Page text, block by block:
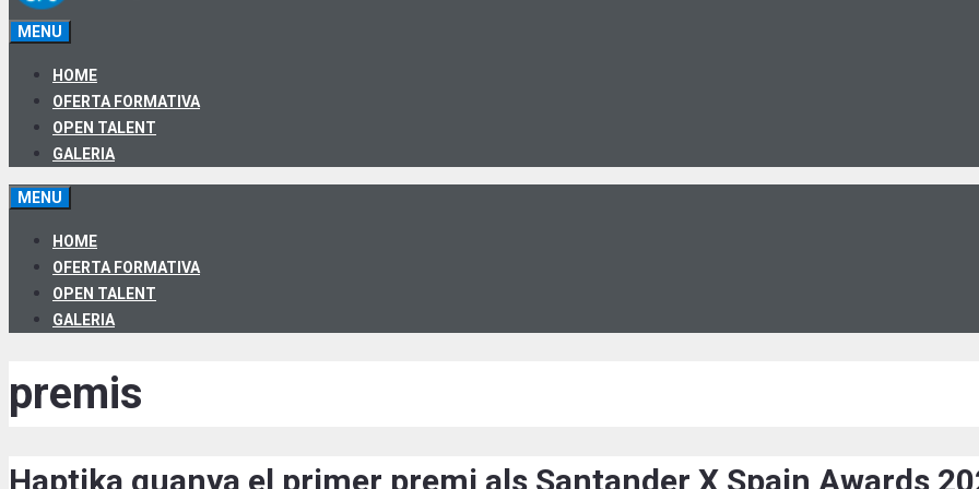
MENU
HOME
OFERTA FORMATIVA
OPEN TALENT
GALERIA
MENU
HOME
OFERTA FORMATIVA
OPEN TALENT
GALERIA
premis
Haptika guanya el primer premi als Santander X Spain Awards